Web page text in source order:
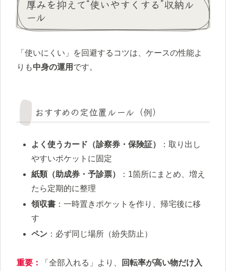
厚みを抑えて“使いやすくする”収納ル
ール
「使いにくい」を回避するコツは、ケースの性能よ
りも中身の運用 です。
おすすめの定位置ルール（例）
よく使うカード（診察券・保険証）
：取り出し
やすいポケットに固定
紙類（助成券・予診票）
：1箇所にまとめ、増え
たら定期的に整理
領収書 ：一時置きポケットを作り、帰宅後に移
す
ペン ：必ず同じ場所（紛失防止）
重要： 「全部入れる」より、 回転率が高い物だけ入